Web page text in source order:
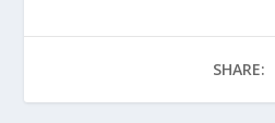
SHARE: